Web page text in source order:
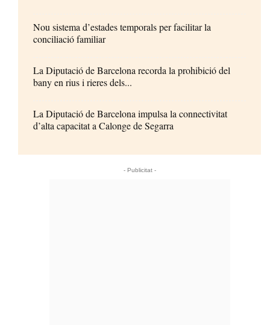
Nou sistema d’estades temporals per facilitar la
conciliació familiar
La Diputació de Barcelona recorda la prohibició del
bany en rius i rieres dels...
La Diputació de Barcelona impulsa la connectivitat
d’alta capacitat a Calonge de Segarra
- Publicitat -